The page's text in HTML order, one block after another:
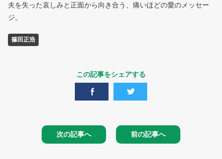
夫を失った哀しみと正面から向き合う、痛いほどの愛のメッセー
ジ。
篠田正浩
この記事をシェアする
次の記事へ 前の記事へ